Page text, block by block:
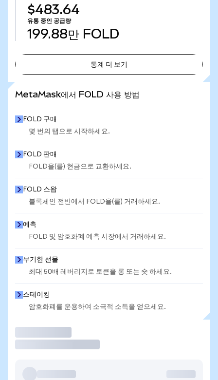
$483.64
유통 중인 공급량
199.88만 FOLD
통계 더 보기
MetaMask에서 FOLD 사용 방법
FOLD 구매
몇 번의 탭으로 시작하세요.
FOLD 판매
FOLD을(를) 현금으로 교환하세요.
FOLD 스왑
블록체인 전반에서 FOLD을(를) 거래하세요.
예측
FOLD 및 암호화폐 예측 시장에서 거래하세요.
무기한 선물
최대 50배 레버리지로 토큰을 롱 또는 숏 하세요.
스테이킹
암호화폐를 운용하여 소극적 소득을 얻으세요.